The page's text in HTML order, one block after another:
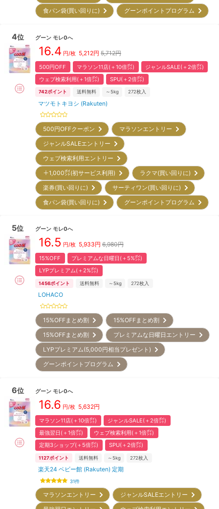
食パン袋(買い回りに)
グーンポイントプログラム
4位 グーン モレ0へ
16.4 円/枚 5,212円 5,712円
500円OFF マラソン11店(＋10倍㌽)
ジャンルSALE(＋2倍㌽)
ウェブ検索利用(＋1倍㌽)
SPU(＋2倍㌽)
742ポイント 送料無料 ～5kg 272枚入
マツモトキヨシ (Rakuten)
500円OFFクーポン
マラソンエントリー
ジャンルSALEエントリー
ウェブ検索利用エントリー
＋1,000㌽(初サービス利用)
ラクマ(買い回りに)
楽券(買い回りに)
サーティワン(買い回りに)
食パン袋(買い回りに)
グーンポイントプログラム
5位 グーン モレ0へ
16.5 円/枚 5,933円 6,980円
15%OFF
プレミアムな日曜日(＋5%㌽)
LYPプレミアム(＋2%㌽)
1456ポイント 送料無料 ～5kg 272枚入
LOHACO
15%OFFまとめ割
15%OFFまとめ割
15%OFFまとめ割
プレミアムな日曜日エントリー
LYPプレミアム(5,000円相当プレゼント)
グーンポイントプログラム
6位 グーン モレ0へ
16.6 円/枚 5,632円
マラソン11店(＋10倍㌽)
ジャンルSALE(＋2倍㌽)
最強翌日(＋1倍㌽)
ウェブ検索利用(＋1倍㌽)
定期3ショップ(＋5倍㌽)
SPU(＋2倍㌽)
1127ポイント 送料無料 ～5kg 272枚入
楽天24 ベビー館 (Rakuten) 定期
31件
マラソンエントリー
ジャンルSALEエントリー